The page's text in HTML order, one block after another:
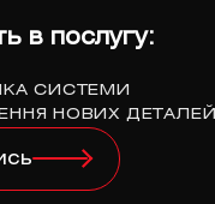
в послугу:
СИСТЕМИ
НОВИХ ДЕТАЛЕЙ